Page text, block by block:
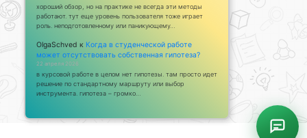
хороший обзор, но на практике не всегда эти методы
работают. тут еще уровень пользователя тоже играет
роль. неподготовленному или паникующему…
OlgaSchved к Когда в студенческой работе
может отсутствовать собственная гипотеза?
22 апреля 2026
в курсовой работе в целом нет гипотезы. там просто идет
решение по стандартному маршруту или выбор
инструмента. гипотеза – громко…